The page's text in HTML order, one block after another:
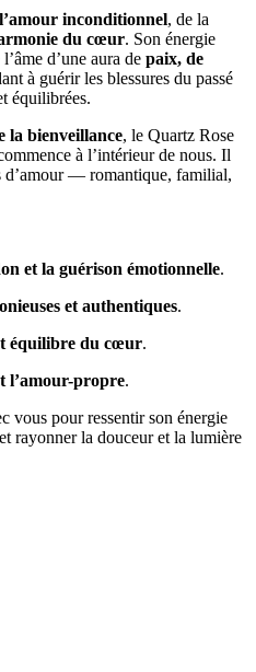
l’amour inconditionnel, de la
du cœur. Son énergie
d’une aura de paix, de
à guérir les blessures du passé
équilibrées.
la bienveillance, le Quartz Rose
à l’intérieur de nous. Il
d’amour — romantique, familial,
et la guérison émotionnelle.
et authentiques.
équilibre du cœur.
l’amour-propre.
vous pour ressentir son énergie
rayonner la douceur et la lumière